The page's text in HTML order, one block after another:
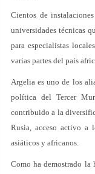
Cientos de
universidades técnicas
para especialistas
varias partes del país
Argelia es uno de los
política del Tercer
contribuido a la
Rusia, acceso activo a
asiáticos y africanos.
Como ha demostrado la